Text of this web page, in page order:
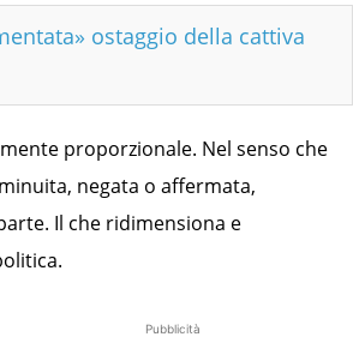
ostaggio della cattiva
proporzionale. Nel senso che
negata o affermata,
Il che ridimensiona e
Pubblicità